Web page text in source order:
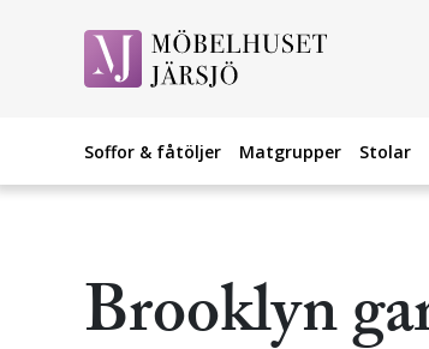
Soffor & fåtöljer Matgrupper Stolar
Brooklyn